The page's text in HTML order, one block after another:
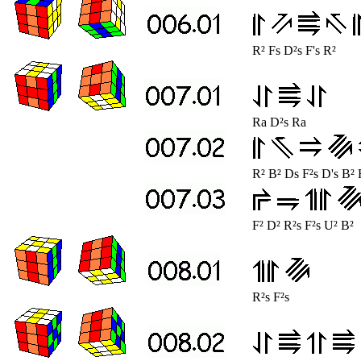
R² Fs D²s F's R²
Ra D²s Ra
R² B² Ds F²s D's B²
F² D² R²s F²s U² B²
R²s F²s